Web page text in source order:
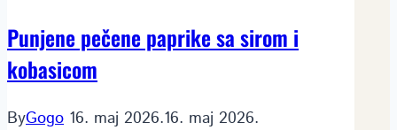
Punjene pečene paprike sa sirom i
kobasicom
ByGogo 16. maj 2026.16. maj 2026.